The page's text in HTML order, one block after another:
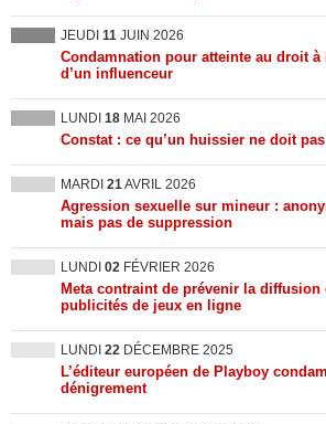
JEUDI 11 JUIN 2026
Condamnation pour atteinte au droit à
d’un influenceur
LUNDI 18 MAI 2026
Constat : ce qu’un huissier ne doit
MARDI 21AVRIL 2026
Agression sexuelle sur mineur :
mais pas de suppression
LUNDI 02 FÉVRIER 2026
Meta contraint de prévenir la diffusion
publicités de jeux en ligne
LUNDI 22 DÉCEMBRE 2025
L’éditeur européen de Playboy
dénigrement